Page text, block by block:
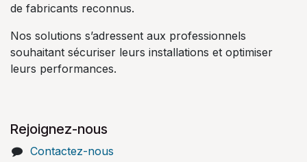
de fabricants reconnus.
Nos solutions s’adressent aux professionnels
souhaitant sécuriser leurs installations et optimiser
leurs performances.
Rejoignez-nous
Contactez-nous